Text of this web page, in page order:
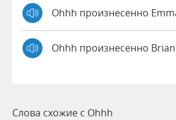
Ohhh произнесенно
Ohhh произнесенно Brian
Слова схожие с Ohhh